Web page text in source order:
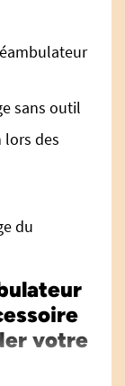
sans outil
lors des
du
votre